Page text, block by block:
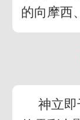
的向摩西
神立